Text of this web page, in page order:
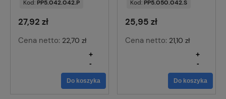
Kod: PP5.042.042.P
27,92 zł
Cena netto: 22,70 zł
-
+
Do koszyka
Kod: PP5.050.042.S
25,95 zł
Cena netto: 21,10 zł
-
+
Do koszyka